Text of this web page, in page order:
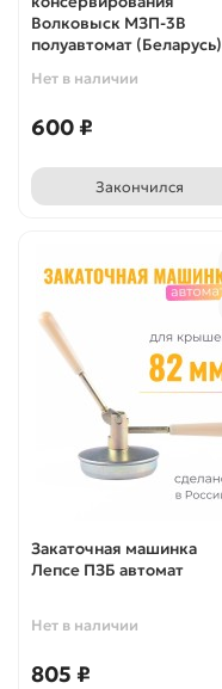
Волковыск МЗП-3В
полуавтомат (Беларусь)
Нет в наличии
600 ₽
Закончился
Закаточная машинка
Лепсе ПЗБ автомат
Нет в наличии
805 ₽